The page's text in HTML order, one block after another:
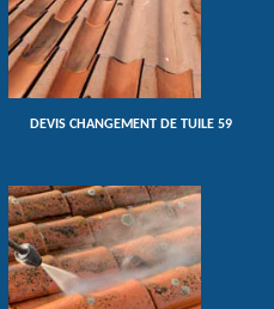
DEVIS CHANGEMENT DE TUILE 59